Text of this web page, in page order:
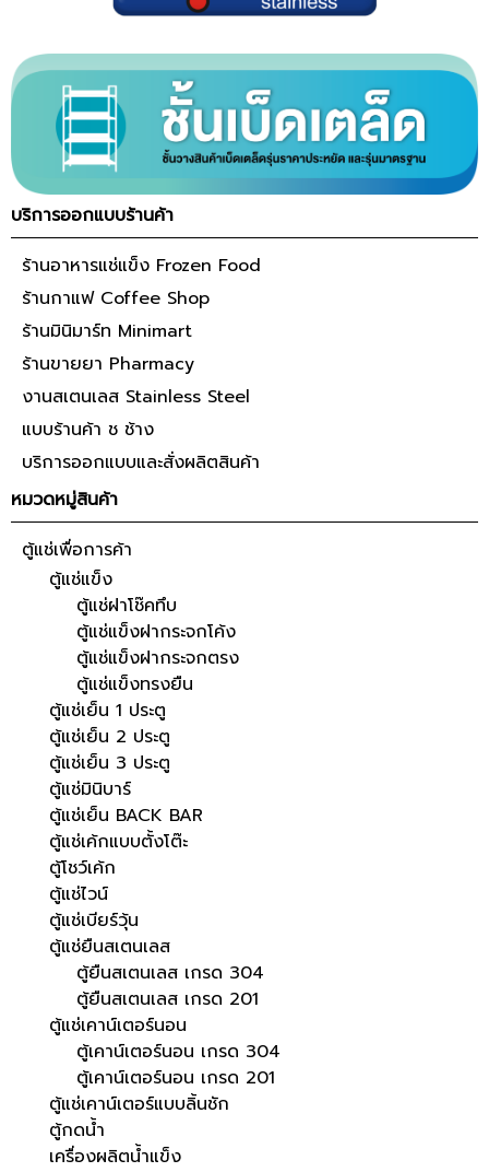
บริการออกแบบร้านค้า
ร้านอาหารแช่แข็ง Frozen Food
ร้านกาแฟ Coffee Shop
ร้านมินิมาร์ท Minimart
ร้านขายยา Pharmacy
งานสเตนเลส Stainless Steel
แบบร้านค้า ช ช้าง
บริการออกแบบและสั่งผลิตสินค้า
หมวดหมู่สินค้า
ตู้แช่เพื่อการค้า
ตู้แช่แข็ง
ตู้แช่ฝาโช๊คทึบ
ตู้แช่แข็งฝากระจกโค้ง
ตู้แช่แข็งฝากระจกตรง
ตู้แช่แข็งทรงยืน
ตู้แช่เย็น 1 ประตู
ตู้แช่เย็น 2 ประตู
ตู้แช่เย็น 3 ประตู
ตู้แช่มินิบาร์
ตู้แช่เย็น BACK BAR
ตู้แช่เค้กแบบตั้งโต๊ะ
ตู้โชว์เค้ก
ตู้แช่ไวน์
ตู้แช่เบียร์วุ้น
ตู้แช่ยืนสเตนเลส
ตู้ยืนสเตนเลส เกรด 304
ตู้ยืนสเตนเลส เกรด 201
ตู้แช่เคาน์เตอร์นอน
ตู้เคาน์เตอร์นอน เกรด 304
ตู้เคาน์เตอร์นอน เกรด 201
ตู้แช่เคาน์เตอร์แบบลิ้นชัก
ตู้กดน้ำ
เครื่องผลิตน้ำแข็ง